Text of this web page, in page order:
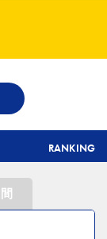
化、酒類ECでモ
導入
RANKING